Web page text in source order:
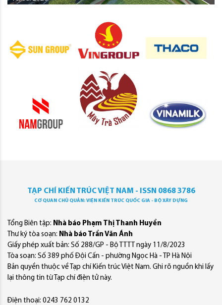
TẠP CHÍ KIẾN TRÚC VIỆT NAM - ISSN 0868 3786
CƠ QUAN CHỦ QUẢN: VIỆN KIẾN TRÚC QUỐC GIA - BỘ XÂY DỰNG
Tổng Biên tập: Nhà báo Phạm Thị Thanh Huyền
Thư ký tòa soạn: Nhà báo Trần Văn Ánh
Giấy phép xuất bản: Số 288/GP - Bộ TTTT ngày 11/8/2023
Tòa soạn: Số 389 phố Đội Cấn - phường Ngọc Hà - TP Hà Nội
Bản quyền thuộc về Tạp chí Kiến trúc Việt Nam. Ghi rõ nguồn khi lấy
lại thông tin từ Tạp chí điện tử này.
Điện thoại: 0243 762 0132